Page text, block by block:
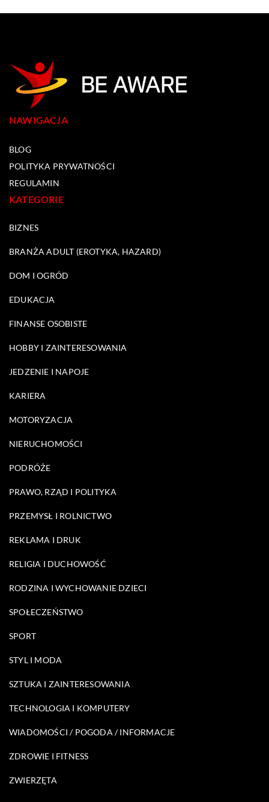
NAWIGACJA
BLOG
POLITYKA PRYWATNOŚCI
REGULAMIN
KATEGORIE
BIZNES
BRANŻA ADULT (EROTYKA, HAZARD)
DOM I OGRÓD
EDUKACJA
FINANSE OSOBISTE
HOBBY I ZAINTERESOWANIA
JEDZENIE I NAPOJE
KARIERA
MOTORYZACJA
NIERUCHOMOŚCI
PODRÓŻE
PRAWO, RZĄD I POLITYKA
PRZEMYSŁ I ROLNICTWO
REKLAMA I DRUK
RELIGIA I DUCHOWOŚĆ
RODZINA I WYCHOWANIE DZIECI
SPOŁECZEŃSTWO
SPORT
STYL I MODA
SZTUKA I ZAINTERESOWANIA
TECHNOLOGIA I KOMPUTERY
WIADOMOŚCI / POGODA / INFORMACJE
ZDROWIE I FITNESS
ZWIERZĘTA